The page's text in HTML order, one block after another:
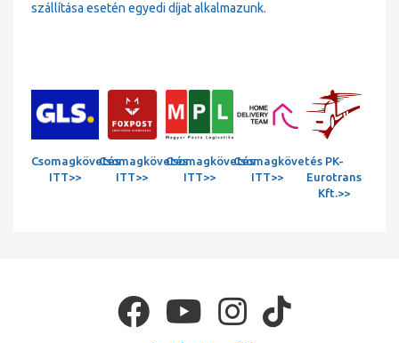
szállítása esetén egyedi díjat alkalmazunk.
Csomagkövetés
ITT>>
Csomagkövetés
ITT>>
Csomagkövetés
ITT>>
Csomagkövetés
ITT>>
PK-
Eurotrans
Kft.>>